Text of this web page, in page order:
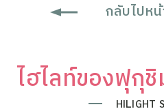
กลับไปห
ไฮไลท์ของฟุกุ
HILIGHT